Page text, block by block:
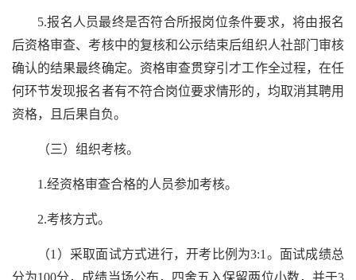
5.报名人员最终是否符合所报岗位条件要求，将由报名
后资格审查、考核中的复核和公示结束后组织人社部门审核
确认的结果最终确定。资格审查贯穿引才工作全过程，在任
何环节发现报名者有不符合岗位要求情形的，均取消其聘用
资格，且后果自负。
（三）组织考核。
1.经资格审查合格的人员参加考核。
2.考核方式。
（1）采取面试方式进行，开考比例为3:1。面试成绩总
分为100分，成绩当场公布，四舍五入保留两位小数，并于3